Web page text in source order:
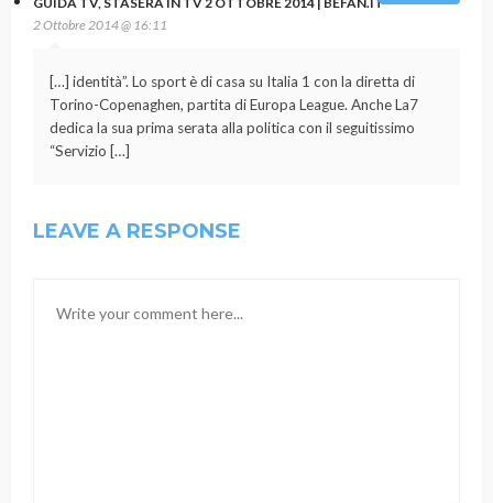
2 Ottobre 2014 @ 16:11
[…] identità”. Lo sport è di casa su Italia 1 con la diretta di
Torino-Copenaghen, partita di Europa League. Anche La7
dedica la sua prima serata alla politica con il seguitissimo
“Servizio […]
LEAVE A RESPONSE